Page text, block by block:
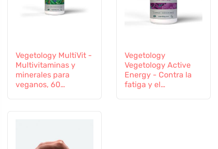
Vegetology MultiVit -
Multivitaminas y
minerales para
veganos, 60
Vegetology
Vegetology Active
Energy - Contra la
fatiga y el